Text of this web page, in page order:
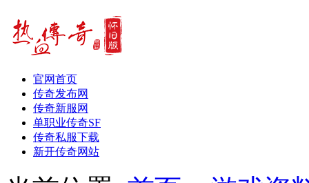
官网首页
传奇发布网
传奇新服网
单职业传奇SF
传奇私服下载
新开传奇网站